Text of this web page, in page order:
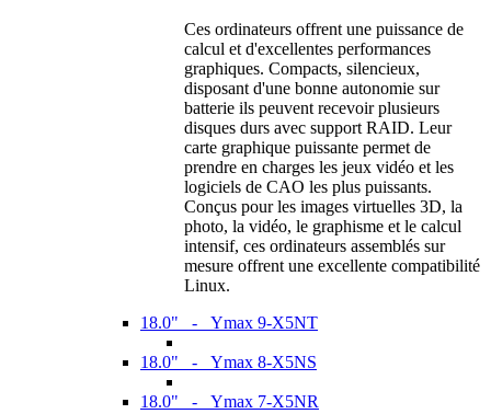
Ces ordinateurs offrent une puissance de
calcul et d'excellentes performances
graphiques. Compacts, silencieux,
disposant d'une bonne autonomie sur
batterie ils peuvent recevoir plusieurs
disques durs avec support RAID. Leur
carte graphique puissante permet de
prendre en charges les jeux vidéo et les
logiciels de CAO les plus puissants.
Conçus pour les images virtuelles 3D, la
photo, la vidéo, le graphisme et le calcul
intensif, ces ordinateurs assemblés sur
mesure offrent une excellente compatibilité
Linux.
18.0" - Ymax 9-X5NT
18.0" - Ymax 8-X5NS
18.0" - Ymax 7-X5NR